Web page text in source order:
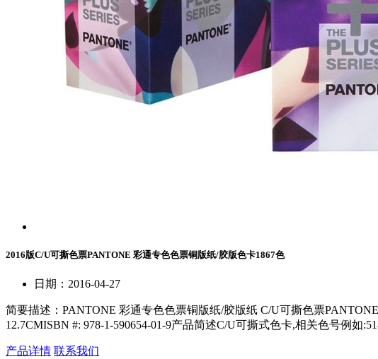
2016版C/U可撕色票PANTONE 彩通专色色票铜版纸/胶版色卡1867色
日期：2016-04-27
简要描述： PANTONE 彩通专色色票铜版纸/胶版纸 C/U可撕色票
12.7CMISBN #: 978-1-590654-01-9产品简述C/U可撕式色卡,相关色号例如
产品详情 联系我们